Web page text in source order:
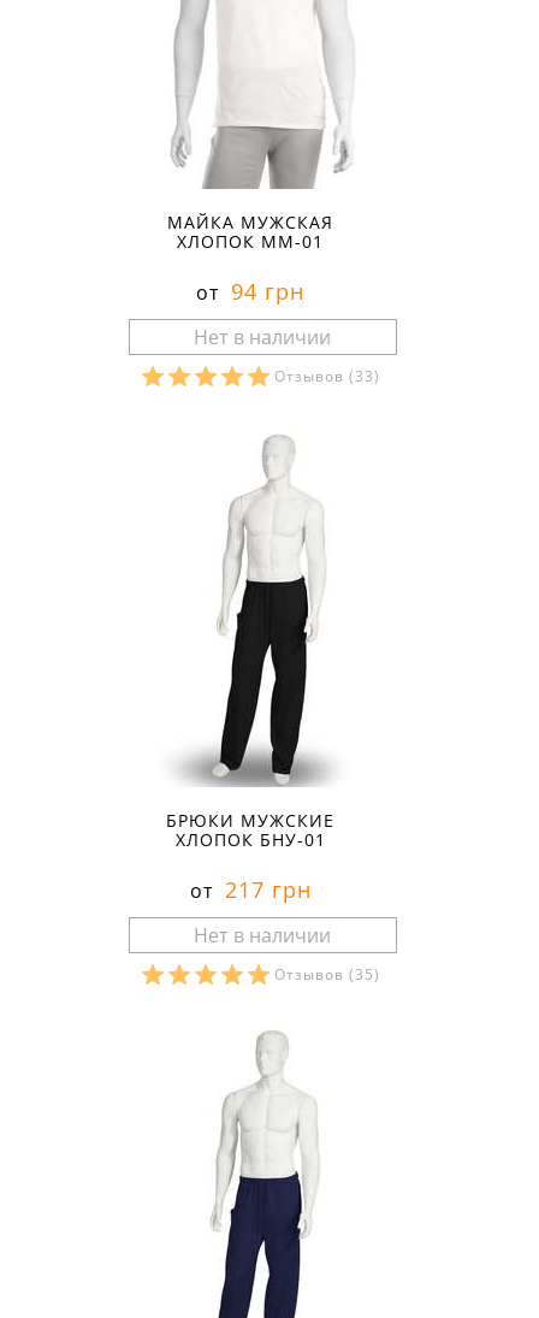
МАЙКА МУЖСКАЯ
ХЛОПОК ММ-01
от 94 грн
Отзывов (33)
БРЮКИ МУЖСКИЕ
ХЛОПОК БНУ-01
от 217 грн
Отзывов (35)